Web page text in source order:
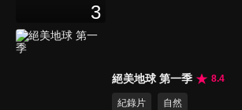
3
絕美地球 第一季 8.4
紀錄片 自然